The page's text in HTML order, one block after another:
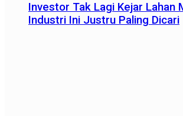
Investor Tak Lagi Kejar Lahan
Industri Ini Justru Paling Dicari